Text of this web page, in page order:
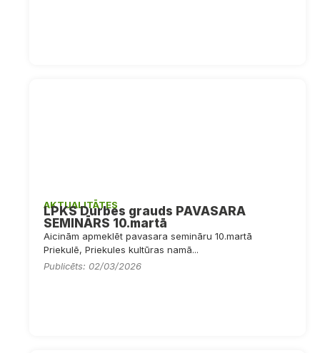
AKTUALITĀTES
LPKS Durbes grauds PAVASARA
SEMINĀRS 10.martā
Aicinām apmeklēt pavasara semināru 10.martā
Priekulē, Priekules kultūras namā...
Publicēts: 02/03/2026